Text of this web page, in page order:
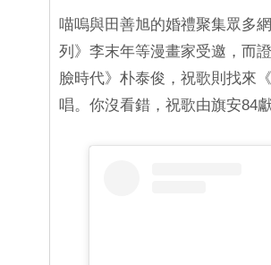
喵嗚與田善旭的婚禮聚集眾多
列》李末年等漫畫家受邀，而
臉時代》朴泰俊，祝歌則找來
唱。你沒看錯，祝歌由旗安84獻